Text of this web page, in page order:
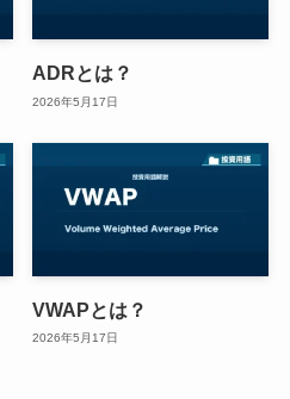
ADRとは？
2026年5月17日
VWAPとは？
2026年5月17日